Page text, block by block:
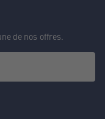
de nos offres.